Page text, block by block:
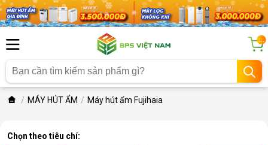
...
MÁY HÚT ẨM Máy hút ẩm Fujihaia
Chọn theo tiêu chí: